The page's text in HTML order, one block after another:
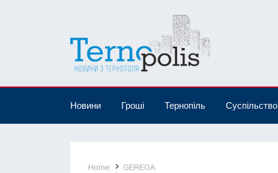
Новини Гроші Тернопіль Суспільство
Home GEREGA